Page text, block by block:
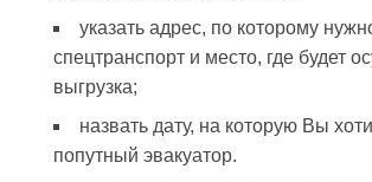
указать адрес, по которому
спецтранспорт и место, где будет
выгрузка;
назвать дату, на которую Вы
попутный эвакуатор.